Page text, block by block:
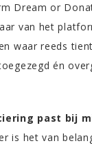
Dream or
van het
waar reeds
én
past bij
is het van